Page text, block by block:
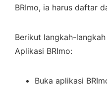
BRImo, ia harus daftar
Berikut langkah-
Aplikasi BRImo:
Buka aplikasi